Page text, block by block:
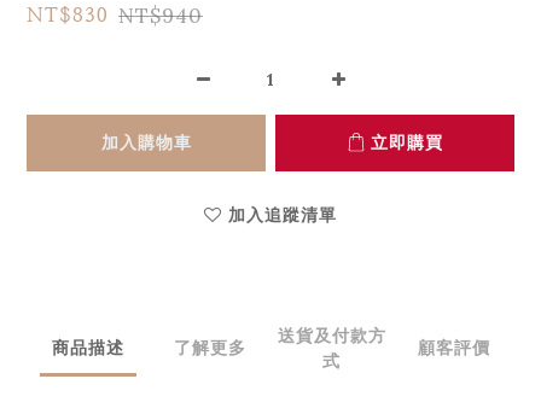
NT$830 NT$940
加入購物車 立即購買
加入追蹤清單
商品描述 了解更多
送貨及付款方
式
顧客評價